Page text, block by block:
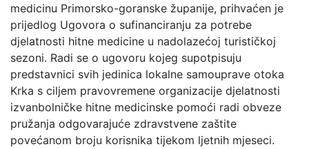
medicinu Primorsko-goranske županije, prihvaćen je
prijedlog Ugovora o sufinanciranju za potrebe
djelatnosti hitne medicine u nadolazećoj turističkoj
sezoni. Radi se o ugovoru kojeg supotpisuju
predstavnici svih jedinica lokalne samouprave otoka
Krka s ciljem pravovremene organizacije djelatnosti
izvanbolničke hitne medicinske pomoći radi obveze
pružanja odgovarajuće zdravstvene zaštite
povećanom broju korisnika tijekom ljetnih mjeseci.